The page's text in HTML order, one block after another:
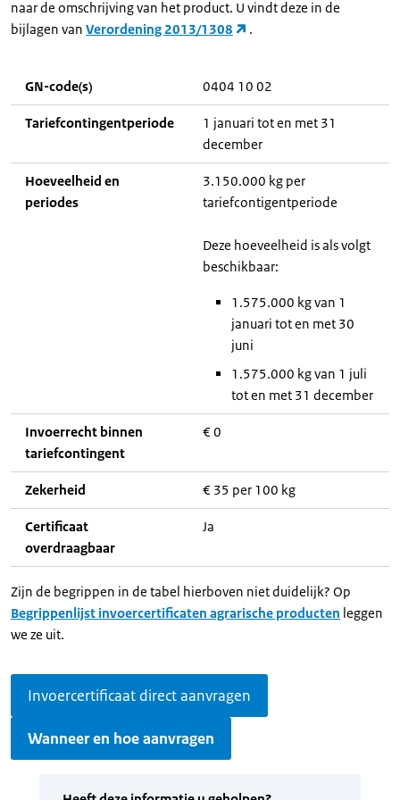
naar de omschrijving van het product. U vindt deze in de
bijlagen van Verordening 2013/1308 .
GN-code(s) 0404 10 02
Tariefcontingentperiode
1 januari tot en met 31
december
Hoeveelheid en
periodes
3.150.000 kg per
tariefcontigentperiode
Deze hoeveelheid is als volgt
beschikbaar:
1.575.000 kg van 1
januari tot en met 30
juni
1.575.000 kg van 1 juli
tot en met 31 december
Invoerrecht binnen
tariefcontingent
€ 0
Zekerheid € 35 per 100 kg
Certificaat
overdraagbaar
Ja
Zijn de begrippen in de tabel hierboven niet duidelijk? Op
Begrippenlijst invoercertificaten agrarische producten leggen
we ze uit.
Invoercertificaat direct aanvragen
Wanneer en hoe aanvragen